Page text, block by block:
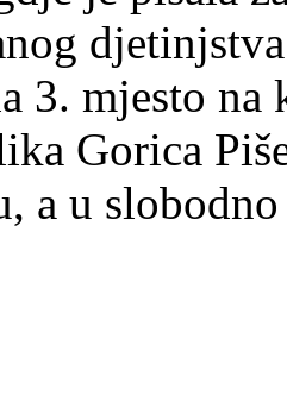
3. mjesto na
Gorica
a u